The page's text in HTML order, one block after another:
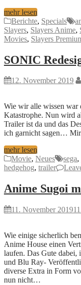
mehr lesen
Berichte, Specials
Slayers, Slayers Anime,
Movies, Slayers
SONIC
12. November 2019
Wie wir alle wissen war
Katastrophe. Nun wird
Trailer ist da und das
ich garnicht sagen… Mir
mehr lesen
Movie, Neues sega,
hedgehog, trailer
Anime Sugoi
11. November 2019
Wie einige sicherlich
Anime House einen
laufen. Das Gute
und Blu Ray-
diverse Extra in Form
nun nicht…